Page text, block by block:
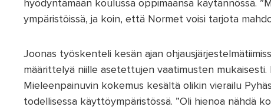
hyödyntämään koulussa oppimaansa käytännössä.
ympäristöissä, ja koin, että Normet voisi tarjota
Joonas työskenteli kesän ajan
määrittelyä niille asetettujen vaatimusten
Mieleenpainuvin kokemus kesältä olikin vierailu
todellisessa käyttöympäristössä. ”Oli hienoa nähdä